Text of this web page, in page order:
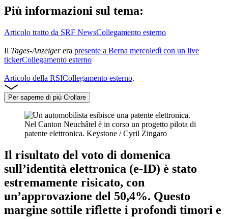
Più informazioni sul tema:
Articolo tratto da SRF NewsCollegamento esterno
Il Tages-Anzeigerera presente a Berna mercoledì con un live
tickerCollegamento esterno
Articolo della RSICollegamento esterno.
Per saperne di più Crollare
Nel Canton Neuchâtel è in corso un progetto pilota di
patente elettronica. Keystone / Cyril Zingaro
Il risultato del voto di domenica
sull’identità elettronica (e-ID) è stato
estremamente risicato, con
un’approvazione del 50,4%. Questo
margine sottile riflette i profondi timori e